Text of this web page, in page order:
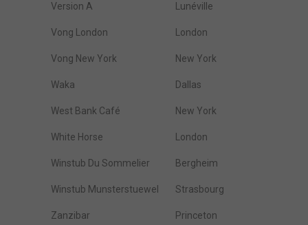
Version A Lunéville
Vong London London
Vong New York New York
Waka Dallas
West Bank Café New York
White Horse London
Winstub Du Sommelier Bergheim
Winstub Munsterstuewel Strasbourg
Zanzibar Princeton